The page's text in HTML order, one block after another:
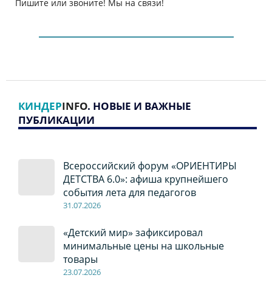
Пишите или звоните! Мы на связи!
КИНДЕРINFO. НОВЫЕ И ВАЖНЫЕ
ПУБЛИКАЦИИ
Всероссийский форум «ОРИЕНТИРЫ
ДЕТСТВА 6.0»: афиша крупнейшего
события лета для педагогов
31.07.2026
«Детский мир» зафиксировал
минимальные цены на школьные
товары
23.07.2026